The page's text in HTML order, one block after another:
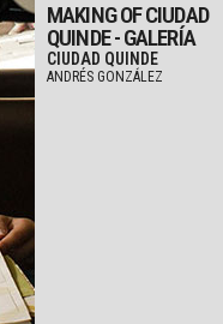
MAKING OF CIUDAD
QUINDE - GALERÍA
CIUDAD QUINDE
ANDRÉS GONZÁLEZ